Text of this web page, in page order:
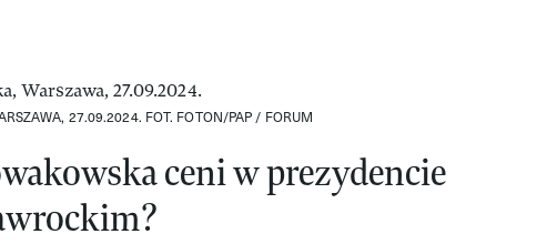
27.09.2024. FOT. FOTON/PAP / FORUM
ceni w prezydencie